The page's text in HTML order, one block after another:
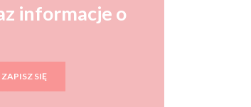
informacje o
ZAPISZ SIĘ